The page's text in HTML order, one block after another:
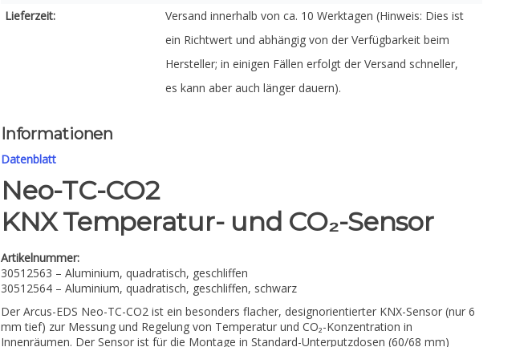
Lieferzeit:
Versand innerhalb von ca. 10 Werktagen (Hinweis: Dies ist
ein Richtwert und abhängig von der Verfügbarkeit beim
Hersteller; in einigen Fällen erfolgt der Versand schneller,
es kann aber auch länger dauern).
Informationen
Datenblatt
Neo-TC-CO2
KNX Temperatur- und CO₂-Sensor
Artikelnummer:
30512563 – Aluminium, quadratisch, geschliffen
30512564 – Aluminium, quadratisch, geschliffen, schwarz
Der Arcus-EDS Neo-TC-CO2 ist ein besonders flacher, designorientierter KNX-Sensor (nur 6
mm tief) zur Messung und Regelung von Temperatur und CO₂-Konzentration in
Innenräumen. Der Sensor ist für die Montage in Standard-Unterputzdosen (60/68 mm)